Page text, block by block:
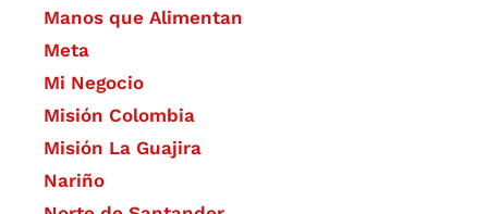
Manos que Alimentan
Meta
Mi Negocio
Misión Colombia
Misión La Guajira
Nariño